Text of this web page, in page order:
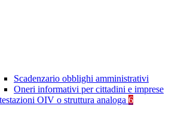
Scadenzario obblighi amministrativi
Oneri informativi per cittadini e imprese
OIV o struttura analoga 6